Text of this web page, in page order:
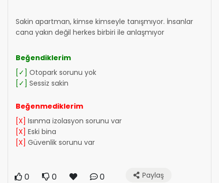
Sakin apartman, kimse kimseyle tanışmıyor. İnsanlar
cana yakın değil herkes birbiri ile anlaşmıyor
Beğendiklerim
[✓] Otopark sorunu yok
[✓] Sessiz sakin
Beğenmediklerim
[X] Isınma izolasyon sorunu var
[X] Eski bina
[X] Güvenlik sorunu var
0 0 0 Paylaş